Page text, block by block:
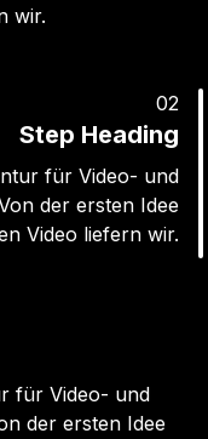
wir.
02
Step Heading
für Video- und
der ersten Idee
Video liefern wir.
für Video- und
der ersten Idee